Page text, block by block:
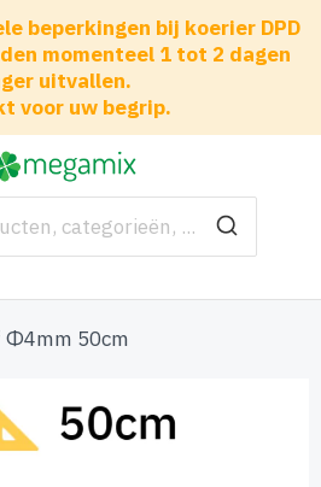
beperkingen bij koerier DPD
momenteel 1 tot 2 dagen
uitvallen.
voor uw begrip.
Φ4mm 50cm